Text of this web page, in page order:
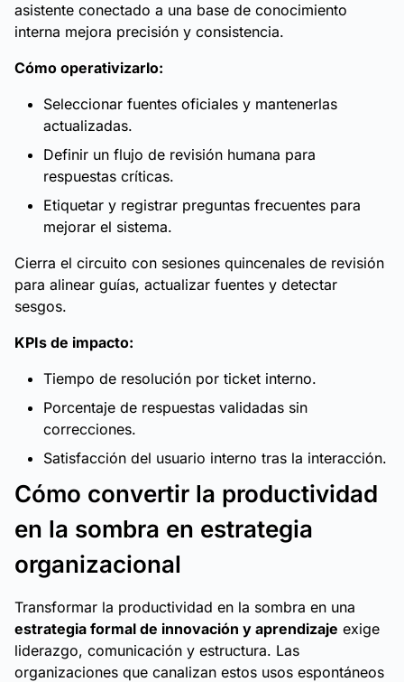
asistente conectado a una base de conocimiento
interna mejora precisión y consistencia.
Cómo operativizarlo:
Seleccionar fuentes oficiales y mantenerlas
actualizadas.
Definir un flujo de revisión humana para
respuestas críticas.
Etiquetar y registrar preguntas frecuentes para
mejorar el sistema.
Cierra el circuito con sesiones quincenales de revisión
para alinear guías, actualizar fuentes y detectar
sesgos.
KPIs de impacto:
Tiempo de resolución por ticket interno.
Porcentaje de respuestas validadas sin
correcciones.
Satisfacción del usuario interno tras la interacción.
Cómo convertir la productividad
en la sombra en estrategia
organizacional
Transformar la productividad en la sombra en una
estrategia formal de innovación y aprendizaje exige
liderazgo, comunicación y estructura. Las
organizaciones que canalizan estos usos espontáneos